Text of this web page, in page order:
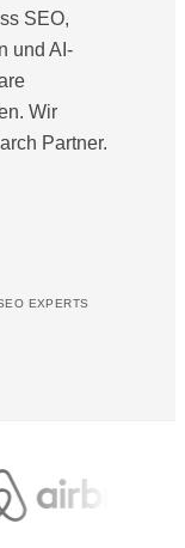
SEO,
und AI-
Wir
Partner.
EXPERTS